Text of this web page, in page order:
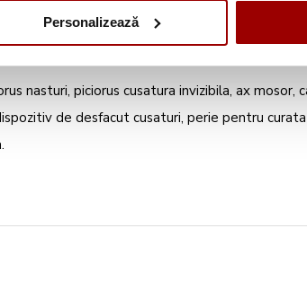
Personalizează
nasturi, piciorus cusatura invizibila, ax mosor,
de desfacut cusaturi, perie pentru